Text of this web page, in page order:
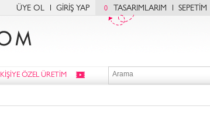
ÜYE OL GİRİŞ YAP 0 TASARIMLARIM SEPETİM
KİŞİYE ÖZEL ÜRETİM